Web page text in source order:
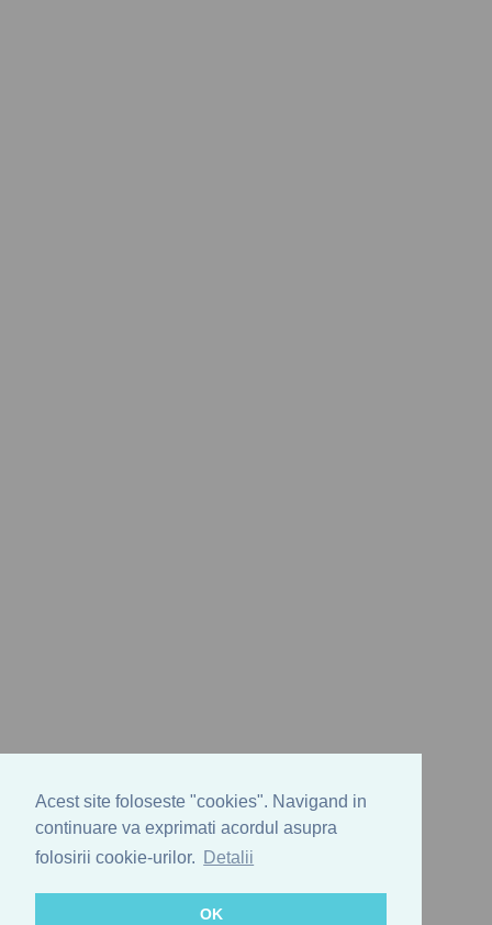
Acest site foloseste "cookies". Navigand in
continuare va exprimati acordul asupra
folosirii cookie-urilor.
Detalii
OK